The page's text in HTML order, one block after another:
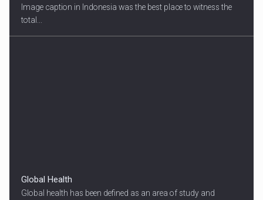
Image caption in Indonesia was the best place to witness the
total...
Global Health
Global health has been defined as an area of study and